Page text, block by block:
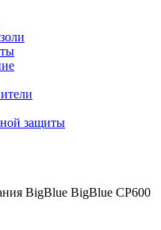
защиты
BigBlue BigBlue CP600